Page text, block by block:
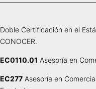
Doble Certificación en el
CONOCER.
EC0110.01 Asesoría en
EC277 Asesoría en